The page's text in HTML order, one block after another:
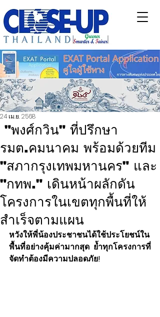
"พงศ์กวิน" ที่ปรึกษา
รมต.คมนาคม พร้อมด้วยทีม
"สภากรุงเทพมหานคร" และ
"กทพ." เดินหน้าผลักดัน
โครงการในเขตทุกพื้นที่ให้
สำเร็จตามแผน
24 เม.ย. 2568
หวังให้พี่น้องประชาชนได้ใช้ประโยชน์ใน
พื้นที่อย่างคุ้มค่ามากสุด ย้ำทุกโครงการที่
จัดทำต้องมีความปลอดภัย!